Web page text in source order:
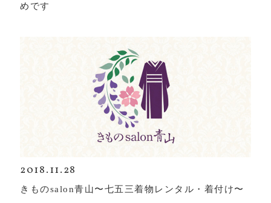
めです
2018.11.28
きものsalon青山〜七五三着物レンタル・着付け〜